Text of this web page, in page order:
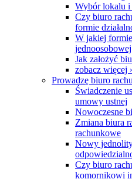
Wybór lokalu i
Czy biuro
formie
W jakiej
Jak założyć
zobacz więcej
Prowadzę biuro
Świadczenie
umowy ustnej
Nowoczesne
Zmiana biura
rachunkowe
Nowy
Czy biuro
komornikowi